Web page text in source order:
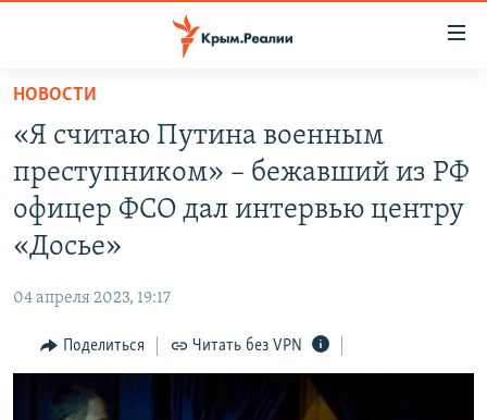
Вернуться
основному
содержанию
Вернутся
главной
Вернутся
поиску
КАРТА ВОЕННЫХ ОБЪЕКТОВ КРЫМА
ВОДА
ИСТОРИЯ
ИНТЕРАКТИВ
ИНФОГРАФИКА
ТЕЛЕПРОЕКТ КРЫМ.РЕАЛИИ
РАДІО СВОБОДА
КАК ОБОЙТИ БЛОКИРОВКУ
Українською
НОВОСТИ
«Я считаю Путина военным
преступником» – бежавший из РФ
офицер ФСО дал интервью центру
«Досье»
04 апреля 2023, 19:17
Поделиться Читать без VPN